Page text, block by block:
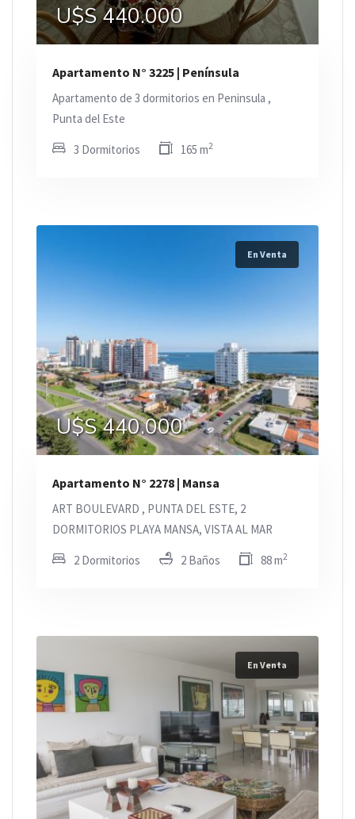
U$S 440.000
Apartamento N° 3225 | Península
Apartamento de 3 dormitorios en Peninsula ,
Punta del Este
3 Dormitorios 165 m2
En Venta
U$S 440.000
Apartamento N° 2278 | Mansa
ART BOULEVARD , PUNTA DEL ESTE, 2
DORMITORIOS PLAYA MANSA, VISTA AL MAR
2 Dormitorios 2 Baños 88 m2
En Venta